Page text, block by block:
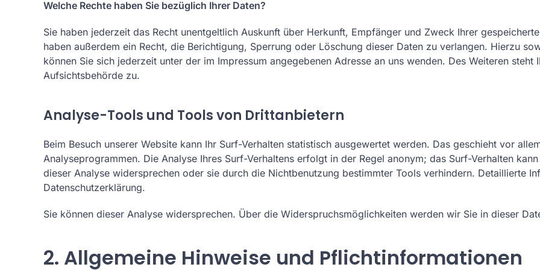
Welche Rechte haben Sie bezüglich Ihrer Daten?
Sie haben jederzeit das Recht unentgeltlich Auskunft über Herkunft, Empfänger und Zweck Ihrer
haben außerdem ein Recht, die Berichtigung, Sperrung oder Löschung dieser Daten zu verlangen. Hierzu
können Sie sich jederzeit unter der im Impressum angegebenen Adresse an uns wenden. Des Weiteren
Aufsichtsbehörde zu.
Analyse-Tools und Tools von Drittanbietern
Beim Besuch unserer Website kann Ihr Surf-Verhalten statistisch ausgewertet werden. Das geschieht vor
Analyseprogrammen. Die Analyse Ihres Surf-Verhaltens erfolgt in der Regel anonym; das Surf-Verhalten
dieser Analyse widersprechen oder sie durch die Nichtbenutzung bestimmter Tools verhindern. Detaillierte
Datenschutzerklärung.
Sie können dieser Analyse widersprechen. Über die Widerspruchsmöglichkeiten werden wir Sie in dieser
2. Allgemeine Hinweise und Pflichtinformationen